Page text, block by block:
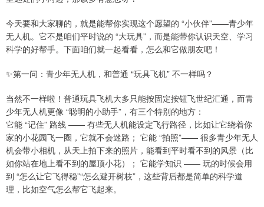
今天要和大家聊的，就是能帮你实现这个愿望的 “小伙伴”——青少年
无人机。它不是咱们平时说的 “大玩具”，而是能带你认识天空、学习
科学的好帮手。下面咱们就一起看看，怎么和它做朋友吧！
✨第一问：青少年无人机，和普通 “玩具飞机” 不一样吗？
当然不一样啦！普通玩具飞机大多只能按固定按钮飞世纪汇通，而青
少年无人机更像 “聪明的小助手”，有三个特别的地方：
它能 “记住” 路线 —— 有些无人机能设定飞行路径，比如让它绕着你
家的小花园飞一圈，它就不会迷路； 它能 “拍照”—— 很多青少年无人
机会带小相机，从天上拍下来的照片，能看到平时看不到的风景（比
如你站在地上看不到的屋顶小花）； 它能学知识 —— 玩的时候会用
到 “怎么让它飞得稳”“怎么避开树枝”，这些背后都是简单的科学道
理，比如空气怎么帮它飞起来。